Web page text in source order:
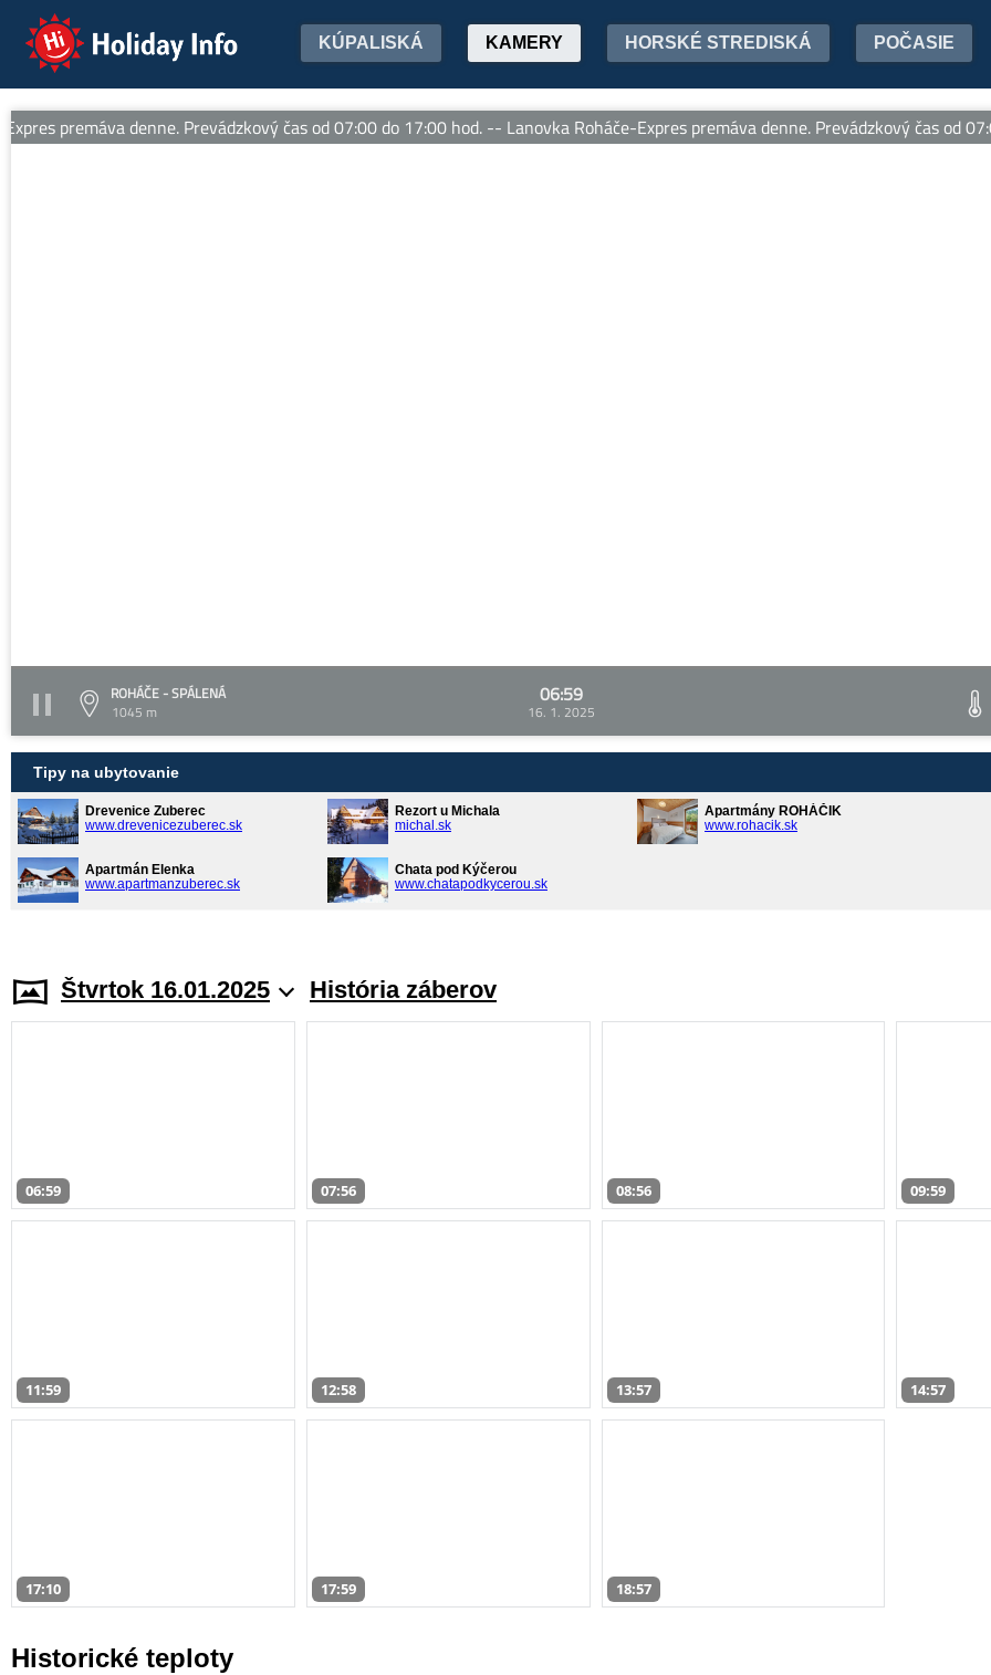
Holiday Info KÚPALISKÁ KAMERY HORSKÉ STREDISKÁ POČASIE
premáva denne. Prevádzkový čas od 07:00 do 17:00 hod. -- Lanovka Roháče-Expres premáva denne. Prevádzkový čas od
ROHÁČE - SPÁLENÁ
1045 m
06:59
16. 1. 2025
Tipy na ubytovanie
Drevenice Zuberec
www.drevenicezuberec.sk
Rezort u Michala
michal.sk
Apartmány ROHÁČIK
www.rohacik.sk
Apartmán Elenka
www.apartmanzuberec.sk
Chata pod Kýčerou
www.chatapodkycerou.sk
Štvrtok 16.01.2025 História záberov
06:59 07:56 08:56 09:59
11:59 12:58 13:57 14:57
17:10 17:59 18:57
Historické teploty